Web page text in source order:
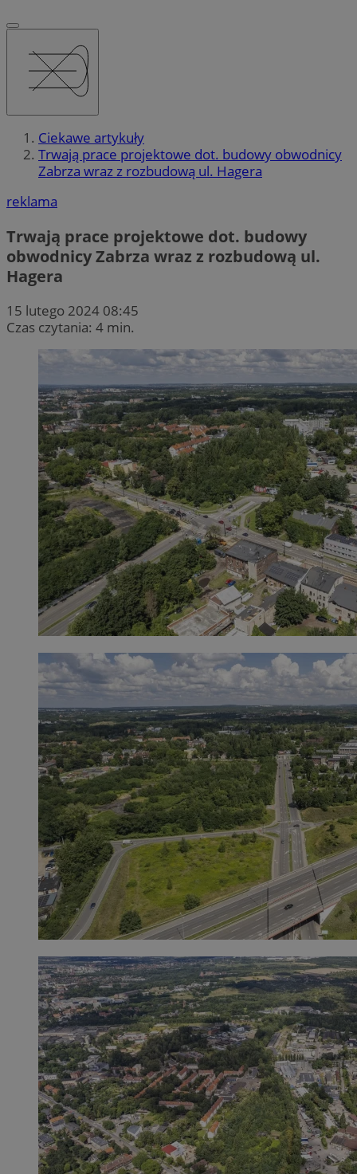
Ciekawe artykuły
Trwają prace projektowe dot. budowy obwodnicy
Zabrza wraz z rozbudową ul. Hagera
reklama
Trwają prace projektowe dot. budowy
obwodnicy Zabrza wraz z rozbudową ul.
Hagera
15 lutego 2024 08:45
Czas czytania: 4 min.